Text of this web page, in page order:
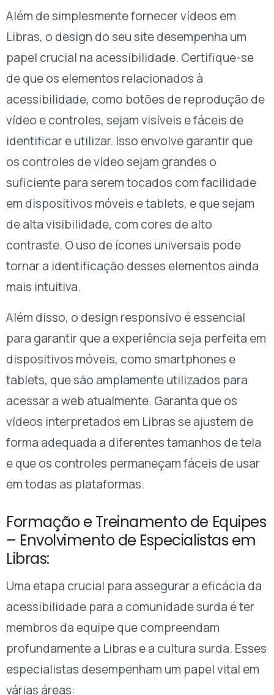
Além de simplesmente fornecer vídeos em
Libras, o design do seu site desempenha um
papel crucial na acessibilidade. Certifique-se
de que os elementos relacionados à
acessibilidade, como botões de reprodução de
vídeo e controles, sejam visíveis e fáceis de
identificar e utilizar. Isso envolve garantir que
os controles de vídeo sejam grandes o
suficiente para serem tocados com facilidade
em dispositivos móveis e tablets, e que sejam
de alta visibilidade, com cores de alto
contraste. O uso de ícones universais pode
tornar a identificação desses elementos ainda
mais intuitiva.
Além disso, o design responsivo é essencial
para garantir que a experiência seja perfeita em
dispositivos móveis, como smartphones e
tablets, que são amplamente utilizados para
acessar a web atualmente. Garanta que os
vídeos interpretados em Libras se ajustem de
forma adequada a diferentes tamanhos de tela
e que os controles permaneçam fáceis de usar
em todas as plataformas.
Formação e Treinamento de Equipes
– Envolvimento de Especialistas em
Libras:
Uma etapa crucial para assegurar a eficácia da
acessibilidade para a comunidade surda é ter
membros da equipe que compreendam
profundamente a Libras e a cultura surda. Esses
especialistas desempenham um papel vital em
várias áreas: